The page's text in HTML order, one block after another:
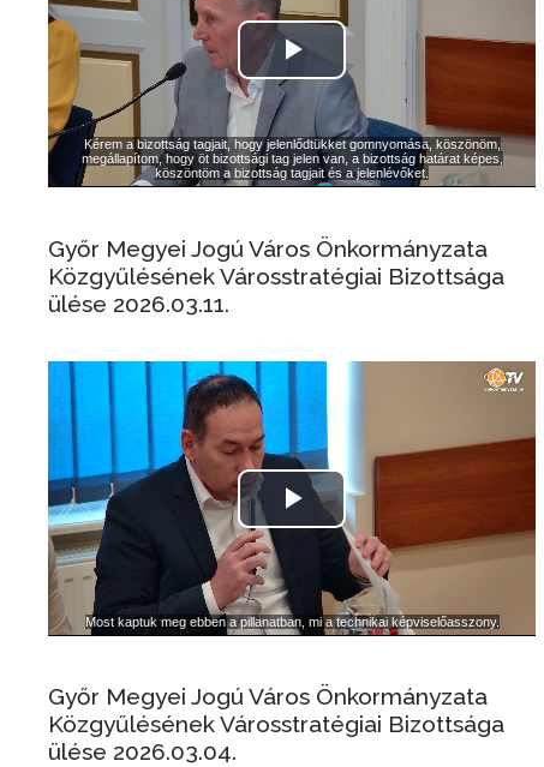
Győr Megyei Jogú Város Önkormányzata
Közgyűlésének Városstratégiai Bizottsága
ülése 2026.03.11.
Győr Megyei Jogú Város Önkormányzata
Közgyűlésének Városstratégiai Bizottsága
ülése 2026.03.04.